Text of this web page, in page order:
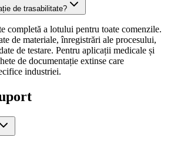
de trasabilitate?
completă a lotului pentru toate comenzile.
de materiale, înregistrări ale procesului,
de testare. Pentru aplicații medicale și
de documentație extinse care
industriei.